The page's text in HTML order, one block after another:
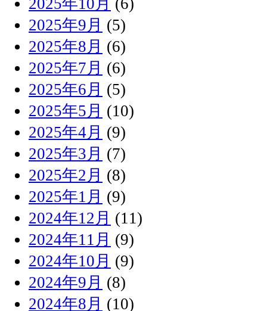
2025年9月 (5)
2025年8月 (6)
2025年7月 (6)
2025年6月 (5)
2025年5月 (10)
2025年4月 (9)
2025年3月 (7)
2025年2月 (8)
2025年1月 (9)
2024年12月 (11)
2024年11月 (9)
2024年10月 (9)
2024年9月 (8)
2024年8月 (10)